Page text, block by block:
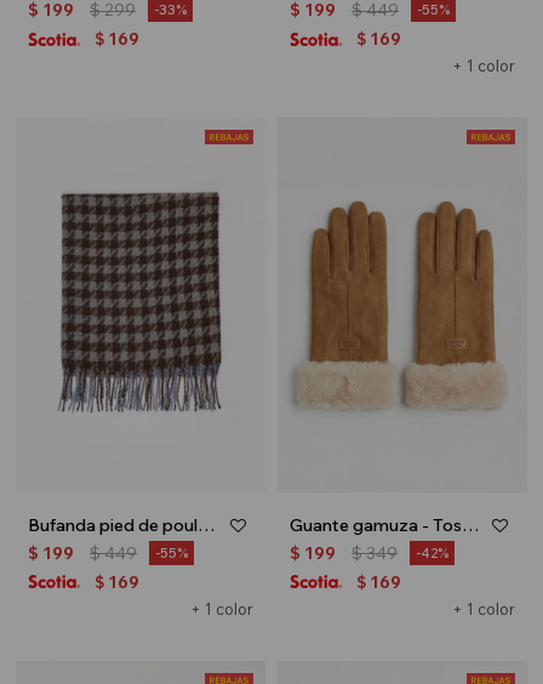
$ 199 $299 33
$ 169
+ 1 color
$ 199 $449 55
$ 169
Bufanda pied de poule - Verde
+ 1 color
$ 199 $449 55
$ 169
Guante gamuza - Tostado
+ 1 color
$ 199 $349 42
$ 169